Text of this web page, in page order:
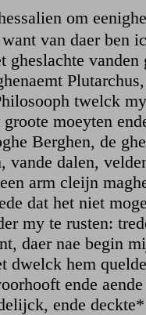
om
van daer ben
gheslachte vanden
twelck
moeyten
Berghen, de
vande dalen,
arm cleijn
dat het niet
my te rusten:
daer nae begin
dwelck hem
ende
ende